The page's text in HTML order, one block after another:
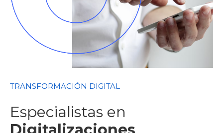
TRANSFORMACIÓN DIGITAL
Especialistas en